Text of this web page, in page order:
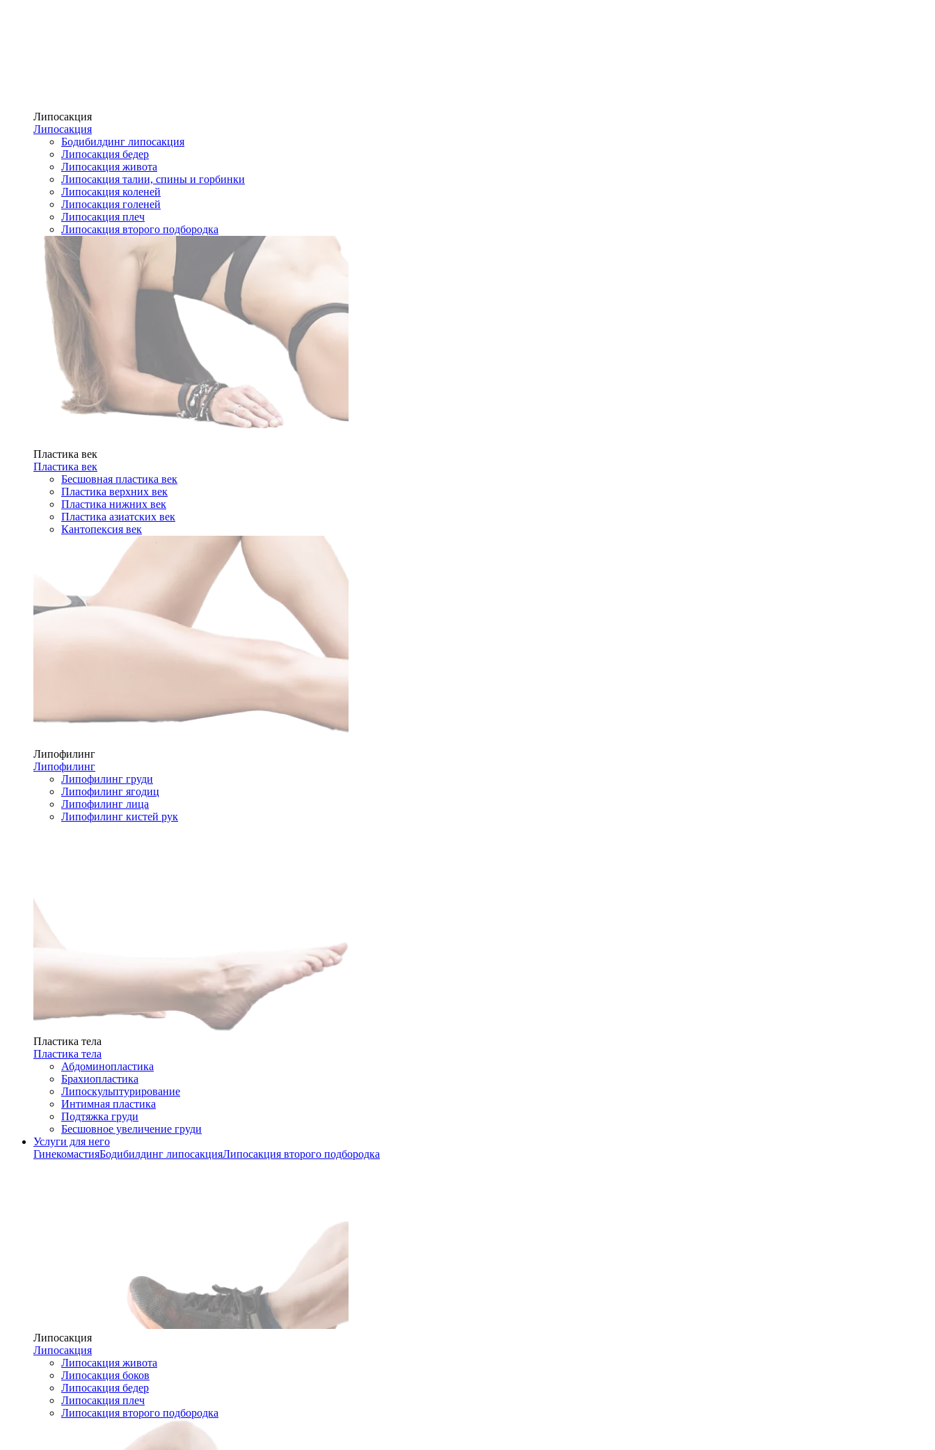
Липосакция
Липосакция
Бодибилдинг липосакция
Липосакция бедер
Липосакция живота
Липосакция талии, спины и горбинки
Липосакция коленей
Липосакция голеней
Липосакция плеч
Липосакция второго подбородка
Пластика век
Пластика век
Бесшовная пластика век
Пластика верхних век
Пластика нижних век
Пластика азиатских век
Кантопексия век
Липофилинг
Липофилинг
Липофилинг груди
Липофилинг ягодиц
Липофилинг лица
Липофилинг кистей рук
Пластика тела
Пластика тела
Абдоминопластика
Брахиопластика
Липоскульптурирование
Интимная пластика
Подтяжка груди
Бесшовное увеличение груди
Услуги для него
ГинекомастияБодибилдинг липосакцияЛипосакция второго подбородка
Липосакция
Липосакция
Липосакция живота
Липосакция боков
Липосакция бедер
Липосакция плеч
Липосакция второго подбородка